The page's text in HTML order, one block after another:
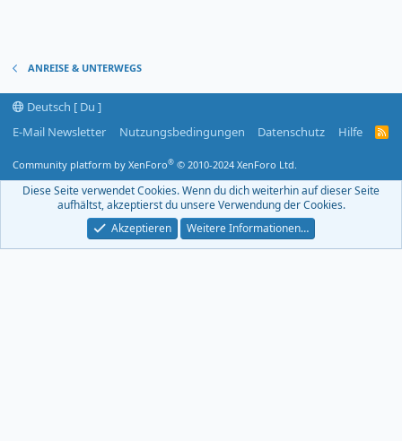
ANREISE & UNTERWEGS
Deutsch [ Du ]
E-Mail Newsletter
Nutzungsbedingungen Datenschutz Hilfe
R
F
Community platform by XenForo® © 2010-2024 XenForo Ltd.
Diese Seite verwendet Cookies. Wenn du dich weiterhin auf dieser Seite
aufhältst, akzeptierst du unsere Verwendung der Cookies.
Akzeptieren
Weitere Informationen…